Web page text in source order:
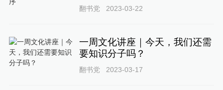
翻书党 2023-03-22
一周文化讲座｜今天，我们还需
要知识分子吗？
翻书党 2023-03-17